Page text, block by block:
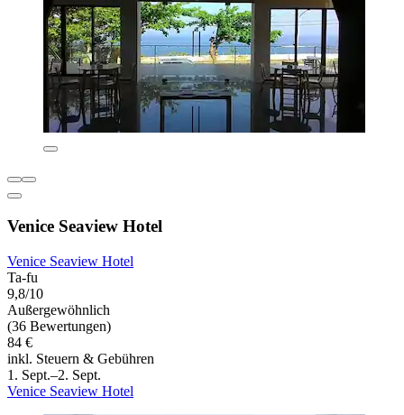
Venice Seaview Hotel
Venice Seaview Hotel
Ta-fu
9,8/10
Außergewöhnlich
(36 Bewertungen)
84 €
inkl. Steuern & Gebühren
1. Sept.–2. Sept.
Venice Seaview Hotel